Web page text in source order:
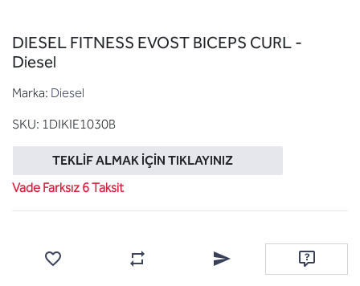
DIESEL FITNESS EVOST BICEPS CURL -
Diesel
Marka: Diesel
SKU: 1DIKIE1030B
TEKLIF ALMAK İÇIN TIKLAYINIZ
Vade Farksız 6 Taksit
Karşılaştırma listesine ekleArkadaşına e-posta ile
Soru sor